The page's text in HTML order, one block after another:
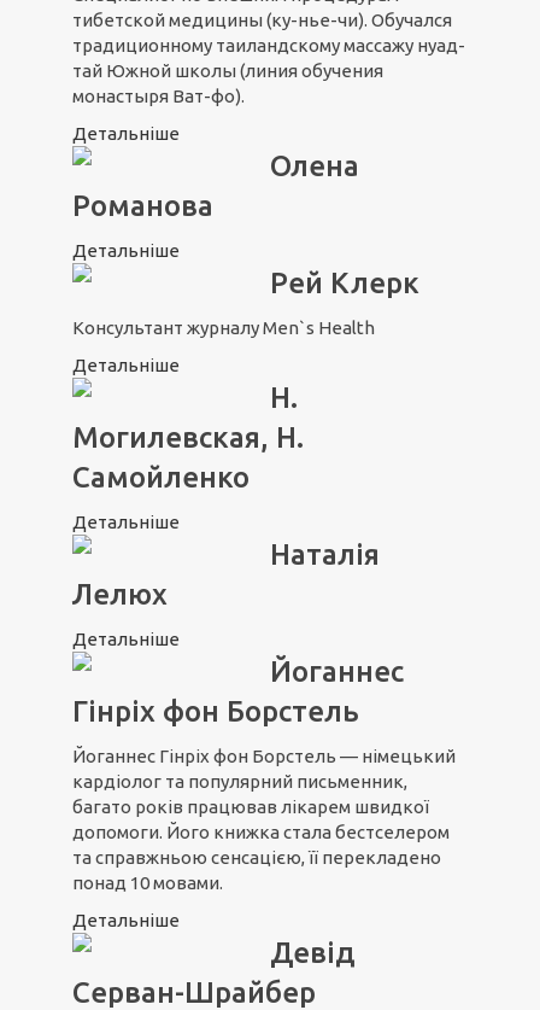
тибетской медицины (ку-нье-чи). Обучался
традиционному таиландскому массажу нуад-
тай Южной школы (линия обучения
монастыря Ват-фо).
Детальніше
Олена
Романова
Детальніше
Рей Клерк
Консультант журналу Men`s Health
Детальніше
Н.
Могилевская, Н.
Самойленко
Детальніше
Наталія
Лелюх
Детальніше
Йоганнес
Гінріх фон Борстель
Йоганнес Гінріх фон Борстель — німецький
кардіолог та популярний письменник,
багато років працював лікарем швидкої
допомоги. Його книжка стала бестселером
та справжньою сенсацією, її перекладено
понад 10 мовами.
Детальніше
Девід
Серван-Шрайбер